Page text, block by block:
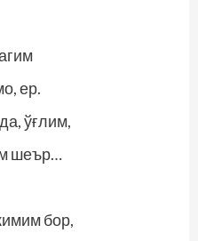
ер.
ўғлим,
шеър…
бор,